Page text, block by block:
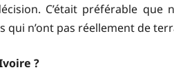
C’était préférable
n’ont pas réellement de
?